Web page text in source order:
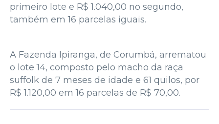
primeiro lote e R$ 1.040,00 no segundo,
também em 16 parcelas iguais.
A Fazenda Ipiranga, de Corumbá, arrematou
o lote 14, composto pelo macho da raça
suffolk de 7 meses de idade e 61 quilos, por
R$ 1.120,00 em 16 parcelas de R$ 70,00.